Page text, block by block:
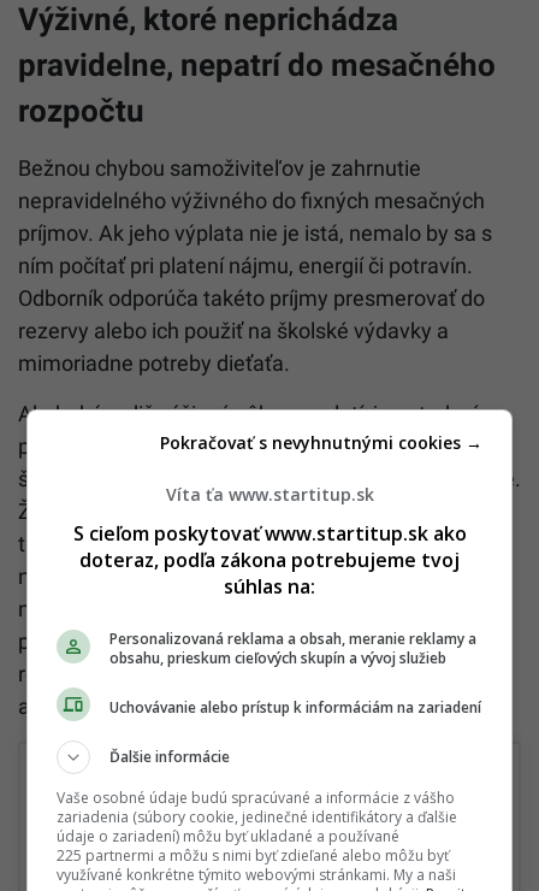
Výživné, ktoré neprichádza
pravidelne, nepatrí do mesačného
rozpočtu
Bežnou chybou samoživiteľov je zahrnutie
nepravidelného výživného do fixných mesačných
príjmov. Ak jeho výplata nie je istá, nemalo by sa s
ním počítať pri platení nájmu, energií či potravín.
Odborník odporúča takéto príjmy presmerovať do
rezervy alebo ich použiť na školské výdavky a
mimoriadne potreby dieťaťa.
Ak druhý rodič výživné vôbec neplatí, je potrebné
preveriť si nárok na náhradné výživné – dočasnú
štátnu pomoc, ktorou štát supluje neplatené výživné.
Žiadosť sa podáva na úrade práce podľa miesta
trvalého pobytu oprávnenej osoby, teda spravidla
nezaopatreného dieťaťa. Náhradné výživné sa
nevypláca automaticky – rodič musí splniť zákonné
podmienky, napríklad disponovať právoplatným
rozhodnutím o výživnom, preukázať neplatenie
aspoň tri mesiace a podať návrh na exekúciu.
Máš uzavreté životné poistenie?
Áno, považujem to za nevyhnutné.
Víta ťa www.startitup.sk
S cieľom poskytovať www.startitup.sk ako
doteraz, podľa zákona potrebujeme tvoj
súhlas na:
Personalizovaná reklama a obsah, meranie reklamy a
obsahu, prieskum cieľových skupín a vývoj služieb
Uchovávanie alebo prístup k informáciám na zariadení
Ďalšie informácie
Vaše osobné údaje budú spracúvané a informácie z vášho
zariadenia (súbory cookie, jedinečné identifikátory a ďalšie
údaje o zariadení) môžu byť ukladané a používané
225 partnermi a môžu s nimi byť zdieľané alebo môžu byť
využívané konkrétne týmito webovými stránkami. My a naši
Pokračovať s nevyhnutnými cookies →